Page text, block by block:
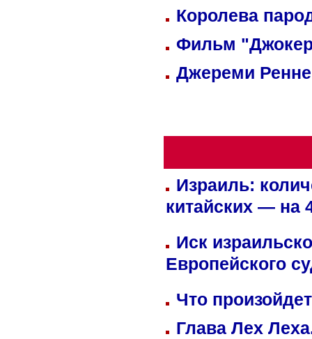
Королева
Фильм
Джереми
Израиль:
китайских — на
Иск
Европейского
Что
Глава Лех